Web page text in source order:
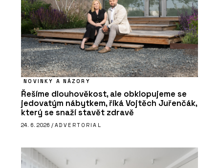
NOVINKY A NÁZORY
Řešíme dlouhověkost, ale obklopujeme se
jedovatým nábytkem, říká Vojtěch Juřenčák,
který se snaží stavět zdravě
24. 6. 2026 / ADVERTORIAL